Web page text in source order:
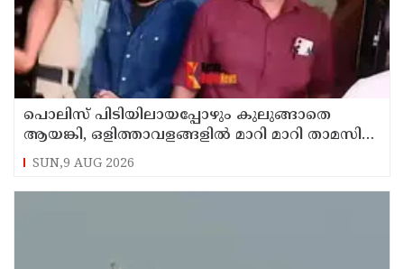
പൊലിസ് പിടിയിലായപ്പോഴും കുലുങ്ങാതെ
ആയങ്കി, ഒളിത്താവളങ്ങളില്‍ മാറി മാറി താമസിച്ച്
കണ്ണൂരിലെ ക്വട്ടേഷന്‍ നേതാവ്
SUN,9 AUG 2026